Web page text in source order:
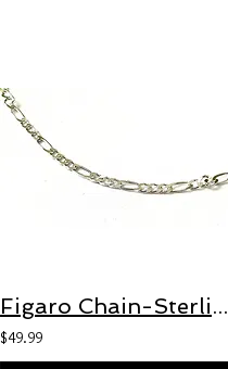
Figaro Chain-Sterling Silver
$49.99